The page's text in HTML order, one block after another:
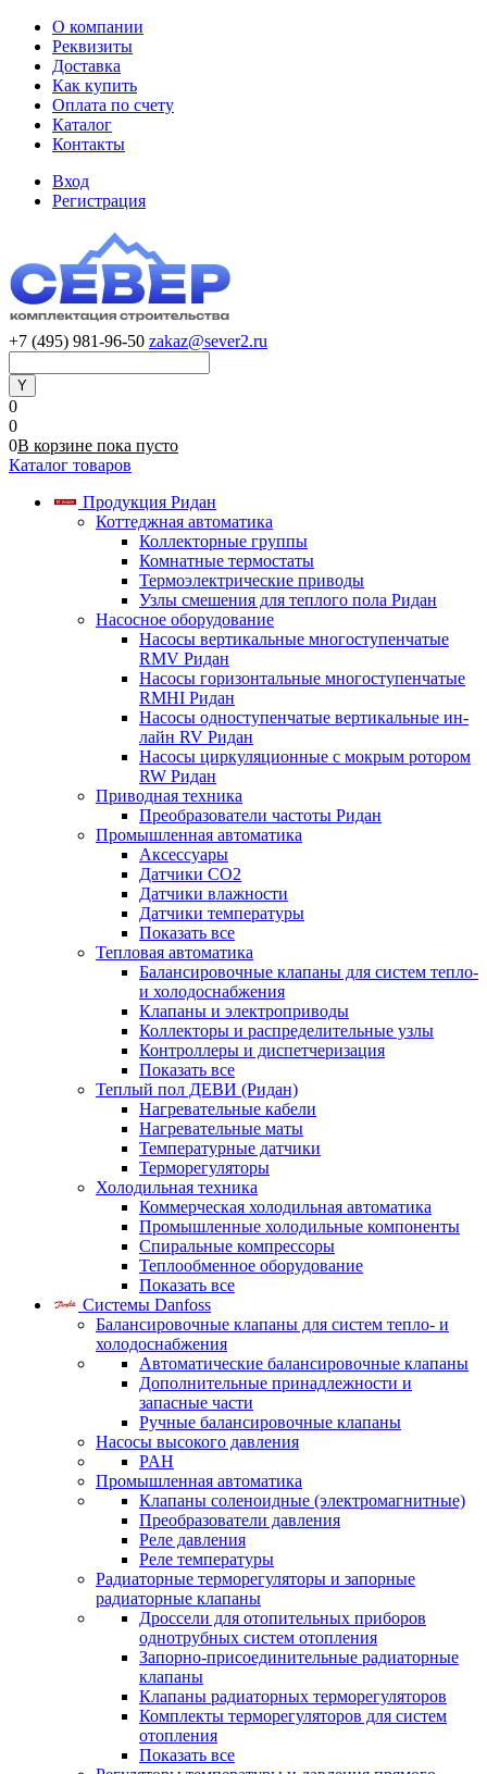
О компании
Реквизиты
Доставка
Как купить
Оплата по счету
Каталог
Контакты
Вход
Регистрация
+7 (495) 981-96-50 zakaz@sever2.ru
0
0
0В корзине пока пусто
Каталог товаров
Продукция Ридан
Коттеджная автоматика
Коллекторные группы
Комнатные термостаты
Термоэлектрические приводы
Узлы смешения для теплого пола Ридан
Насосное оборудование
Насосы вертикальные многоступенчатые
RMV Ридан
Насосы горизонтальные многоступенчатые
RMHI Ридан
Насосы одноступенчатые вертикальные ин-
лайн RV Ридан
Насосы циркуляционные с мокрым ротором
RW Ридан
Приводная техника
Преобразователи частоты Ридан
Промышленная автоматика
Аксессуары
Датчики CO2
Датчики влажности
Датчики температуры
Показать все
Тепловая автоматика
Балансировочные клапаны для систем тепло-
и холодоснабжения
Клапаны и электроприводы
Коллекторы и распределительные узлы
Контроллеры и диспетчеризация
Показать все
Теплый пол ДЕВИ (Ридан)
Нагревательные кабели
Нагревательные маты
Температурные датчики
Терморегуляторы
Холодильная техника
Коммерческая холодильная автоматика
Промышленные холодильные компоненты
Спиральные компрессоры
Теплообменное оборудование
Показать все
Системы Danfoss
Балансировочные клапаны для систем тепло- и
холодоснабжения
Автоматические балансировочные клапаны
Дополнительные принадлежности и
запасные части
Ручные балансировочные клапаны
Насосы высокого давления
PAH
Промышленная автоматика
Клапаны соленоидные (электромагнитные)
Преобразователи давления
Реле давления
Реле температуры
Радиаторные терморегуляторы и запорные
радиаторные клапаны
Дроссели для отопительных приборов
однотрубных систем отопления
Запорно-присоединительные радиаторные
клапаны
Клапаны радиаторных терморегуляторов
Комплекты терморегуляторов для систем
отопления
Показать все